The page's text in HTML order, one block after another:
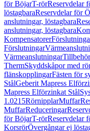
för BöjarT-rörReservdelar
löstagbaraReservdelar för
anslutningar, löstagbara
anslutningar, löstagbara
Kompensatorer
Förslutningar
Värmeanslutningar
ThermSkyddskåpor med
flänskopplingarFästen för
StålGeberit Mapress
Mapress Elförzinkat Stål
1.0215RörnipplarMuffar
MuffarReduceringar
för BöjarT-rörReservdelar
KorsrörÖvergångar ej